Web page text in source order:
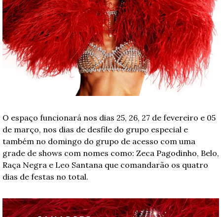
O espaço funcionará nos dias 25, 26, 27 de fevereiro e 05
de março, nos dias de desfile do grupo especial e
também no domingo do grupo de acesso com uma
grade de shows com nomes como: Zeca Pagodinho, Belo,
Raça Negra e Leo Santana que comandarão os quatro
dias de festas no total.